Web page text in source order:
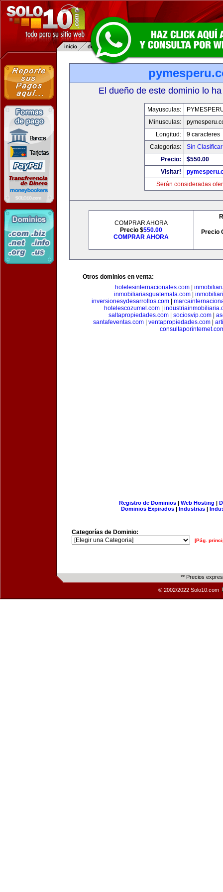
El dueño de este dominio lo
Mayusculas:
Minusculas:
Longitud:
9 caracteres
Categorias:
Sin Clasificar
Precio:
$550.00
Visitar!
Serán consideradas
COMPRAR AHORA
Precio $550.00
COMPRAR AHORA
Precio
Otros dominios en venta:
hotelesinternacionales.com|
inmobiliariasguatemala.com
inversionesydesarrollos.com|
hotelescozumel.com
saltapropiedades.com| sociosvip.com|
santafeventas.com| ventapropiedades.com|
Registro de Dominios| Web Hosting |
Dominios Expirados | Industrias |
Categorías de Dominio:
[Pág.
** Precios
© 2002/2022 Solo10.com